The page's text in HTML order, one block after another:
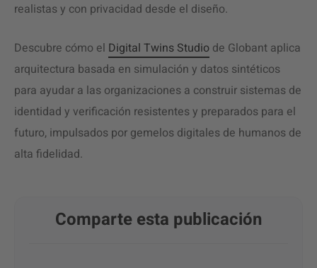
realistas y con privacidad desde el diseño.
Descubre cómo el Digital Twins Studio de Globant aplica
arquitectura basada en simulación y datos sintéticos
para ayudar a las organizaciones a construir sistemas de
identidad y verificación resistentes y preparados para el
futuro, impulsados por gemelos digitales de humanos de
alta fidelidad.
Comparte esta publicación